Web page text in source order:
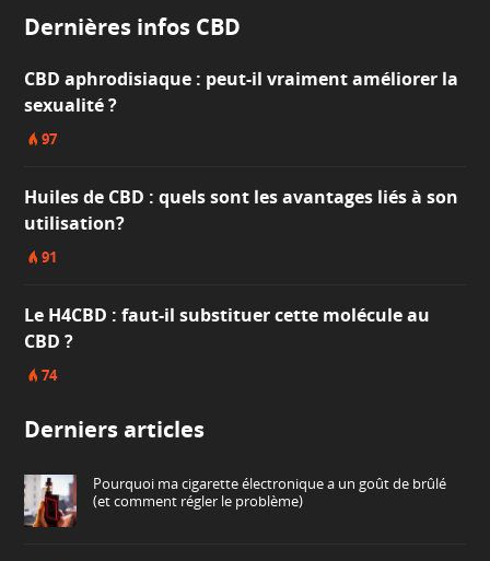
Dernières infos CBD
CBD aphrodisiaque : peut-il vraiment améliorer la
sexualité ?
97
Huiles de CBD : quels sont les avantages liés à son
utilisation?
91
Le H4CBD : faut-il substituer cette molécule au
CBD ?
74
Derniers articles
Pourquoi ma cigarette électronique a un goût de brûlé
(et comment régler le problème)